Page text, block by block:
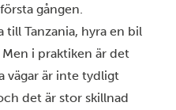
gången.
Tanzania, hyra en bil
i praktiken är det
vägar är inte tydligt
det är stor skillnad